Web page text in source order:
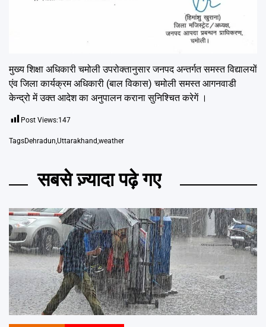
मुख्य शिक्षा अधिकारी चमोली उपरोक्तानुसार जनपद अन्तर्गत समस्त विद्यालयों
एंव जिला कार्यक्रम अधिकारी (बाल विकास) चमोली समस्त आगनवाडी
केन्द्रो में उक्त आदेश का अनुपालन कराना सुनिश्चित करेगें ।
Post Views:147
TagsDehradun,Uttarakhand,weather
सबसे ज़्यादा पढ़े गए